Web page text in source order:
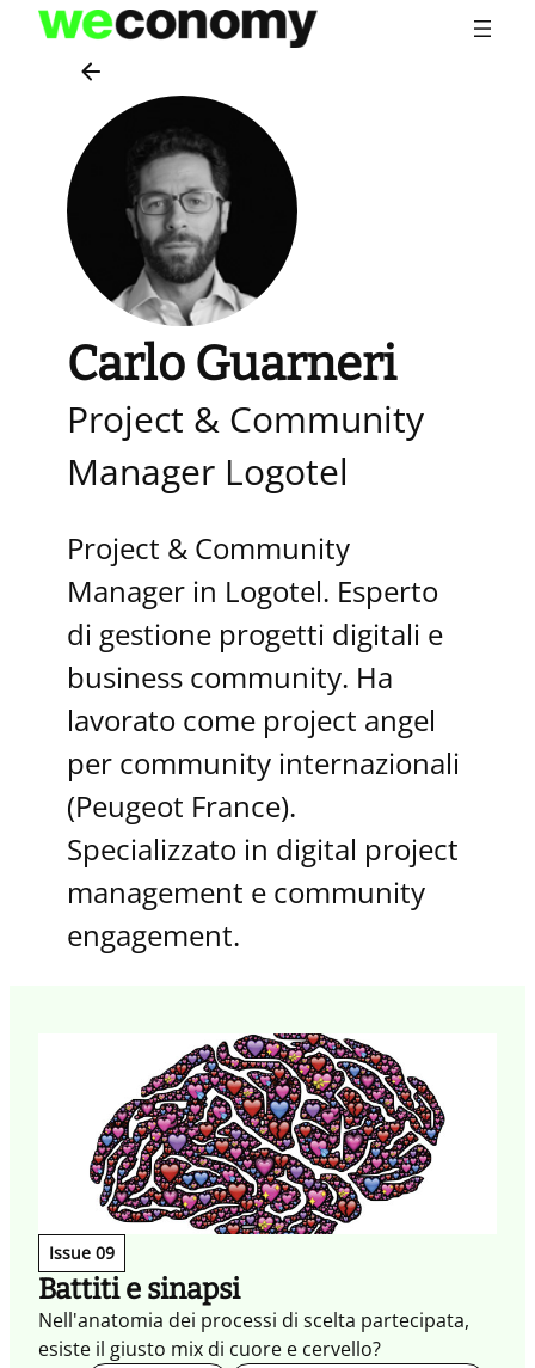
Vai
Carlo Guarneri
Project & Community
Manager Logotel
Project & Community
Manager in Logotel. Esperto
di gestione progetti digitali e
business community. Ha
lavorato come project angel
per community internazionali
(Peugeot France).
Specializzato in digital project
management e community
engagement.
Issue 09
Battiti e sinapsi
Nell'anatomia dei processi di scelta partecipata,
esiste il giusto mix di cuore e cervello?